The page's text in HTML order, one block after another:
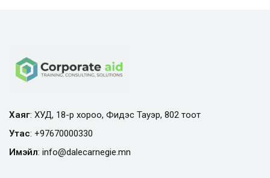
Хаяг: ХУД, 18-р хороо, Фидэс Тауэр, 802 тоот
Утас: +97670000330
Имэйл: info@dalecarnegie.mn